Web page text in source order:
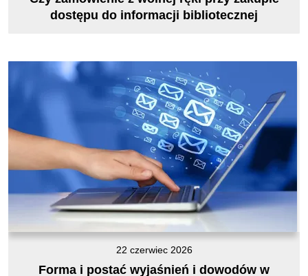
dostępu do informacji bibliotecznej
22 czerwiec 2026
Forma i postać wyjaśnień i dowodów w